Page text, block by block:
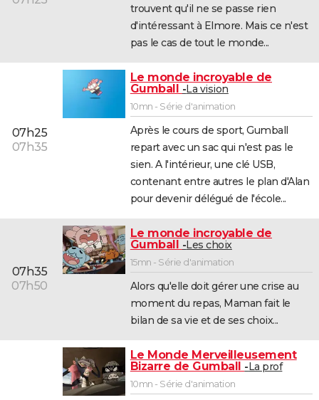
trouvent qu'il ne se passe rien
d'intéressant à Elmore. Mais ce n'est
pas le cas de tout le monde...
07h25
07h35
Le monde incroyable de
Gumball
La vision
10mn - Série d'animation
Après le cours de sport, Gumball
repart avec un sac qui n'est pas le
sien. A l'intérieur, une clé USB,
contenant entre autres le plan d'Alan
pour devenir délégué de l'école...
07h35
07h50
Le monde incroyable de
Gumball
Les choix
15mn - Série d'animation
Alors qu'elle doit gérer une crise au
moment du repas, Maman fait le
bilan de sa vie et de ses choix...
Le Monde Merveilleusement
Bizarre de Gumball
La prof
10mn - Série d'animation